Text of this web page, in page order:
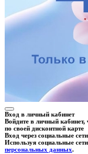
Вход в личный кабинет
Войдите в личный кабинет,
по своей дисконтной карте
Вход через социальные сети
Используя социальные
персональных данных.